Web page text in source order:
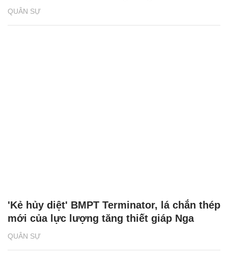
QUÂN SỰ
QUÂN SỰ
'Kẻ hủy diệt' BMPT Terminator, lá chắn thép
mới của lực lượng tăng thiết giáp Nga